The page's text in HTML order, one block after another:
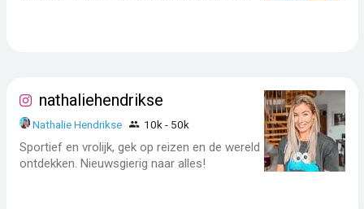
nathaliehendrikse
Nathalie Hendrikse 10k - 50k
Sportief en vrolijk, gek op reizen en de wereld
ontdekken. Nieuwsgierig naar alles!